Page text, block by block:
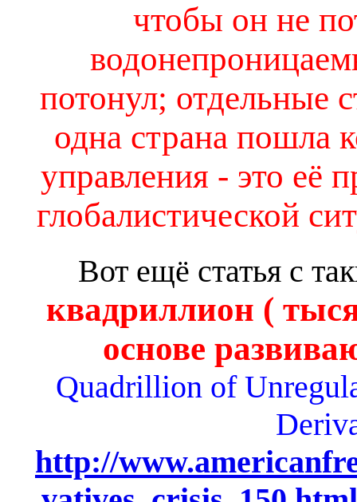
чтобы он не
потонул; отдельные
одна страна пошла
управления - это её
глобалистической
Вот ещё статья с
квадриллион (
основе
Quadrillion of
http://